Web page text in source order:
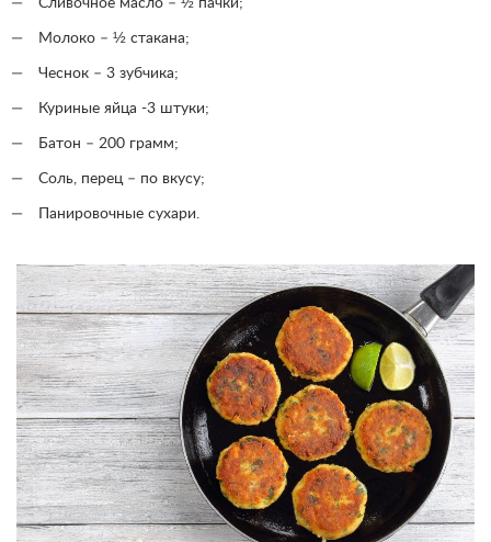
Сливочное масло – ½ пачки;
Молоко – ½ стакана;
Чеснок – 3 зубчика;
Куриные яйца -3 штуки;
Батон – 200 грамм;
Соль, перец – по вкусу;
Панировочные сухари.